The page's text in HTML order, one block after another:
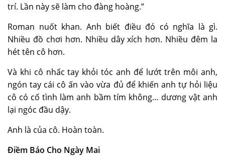
trí. Lần này sẽ làm cho đàng hoàng.”
Roman nuốt khan. Anh biết điều đó có nghĩa là gì.
Nhiều đồ chơi hơn. Nhiều dây xích hơn. Nhiều đêm la
hét tên cô hơn.
Và khi cô nhấc tay khỏi tóc anh để lướt trên môi anh,
ngón tay cái cô ấn vào vừa đủ để khiến anh tự hỏi liệu
cô có cố tình làm anh bầm tím không… dương vật anh
lại ngóc đầu dậy.
Anh là của cô. Hoàn toàn.
Điềm Báo Cho Ngày Mai